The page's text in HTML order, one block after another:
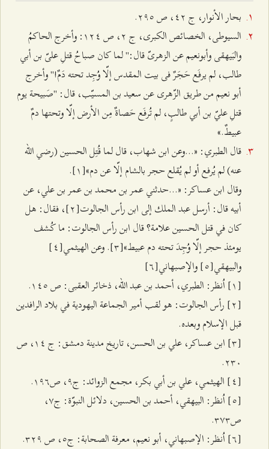
بحار الأنوار، ج ٤٢، ص ٢٩٥.
السيوطى، الخصائص الكبرى، ج ٢، ص ۱٢٤: وأخرج الحاكمُ
والبَيهقى وأبونعيم عن الزهرىّ قال:" لما كان صباحُ قتلِ علىّ بن أبي
‌طالب، لم‌ يرفَع حَجَرٌ فى بيت المقدس إلّا وُجِد تحته دَمٌ!" وأخرج
أبو نعيم من طريق الزّهرى عن سعيد بن المسيّب، قال: "صَبيحة يوم
قتلِ عليّ بن أبي ‌طالبٍ، لم‌ تُرفَع حَصاةٌ مِن الأرض إلّا وتحتها دمٌ
عبيطٌ.»
قال الطبري: «...وعن ابن شهاب، قال لما قُتِل الحسين (رضي الله
عنه) لم يُرفع أو لم يُقلع حجر بالشام إلّا عن دم»[۱].
وقال ابن عساكر: «...حدثني عمر بن محمد بن عمر بن علي، عن
أبيه قال: أرسل عبد الملك إلى ابن رأس الجالوت[٢]، فقال: هل
كان في قتل الحسين علامة؟ قال ابن رأس الجالوت: ما كُشف
يومئذ حجر إلّا وُجِدَ تحته دم عبيط»[٣]. وعن الهيثمي[٤]
والبيهقي[٥] والإصبهاني[٦]
[۱] اُنظر: الطبري، أحمد بن عبد الله، ذخائر العقبى: ص ۱٤٥.
[٢] رأس الجالوت: هو لقب أمير الجماعة اليهودية في بلاد الرافدين
قبل الإسلام وبعده.
[٣] ابن عساكر، علي بن الحسن، تاريخ مدينة دمشق: ج ۱٤، ص
٢٣۰.
[٤] الهيثمي، علي بن أبي بكر، مجمع الزوائد: ج٩، ص۱٩٦.
[٥] اُنظر: البيهقي، أحمد بن الحسين، دلائل النبوّة: ج۷،
ص٣۷٣.
[٦] اُنظر: الإصبهاني، أبو نعيم، معرفة الصحابة: ج٥، ص ٣٢٩.